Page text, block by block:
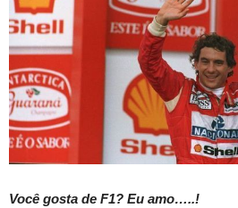
Você gosta de F1? Eu amo…..!